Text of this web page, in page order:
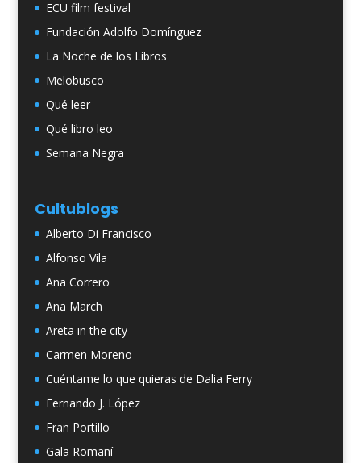
ECU film festival
Fundación Adolfo Domínguez
La Noche de los Libros
Melobusco
Qué leer
Qué libro leo
Semana Negra
Cultublogs
Alberto Di Francisco
Alfonso Vila
Ana Correro
Ana March
Areta in the city
Carmen Moreno
Cuéntame lo que quieras de Dalia Ferry
Fernando J. López
Fran Portillo
Gala Romaní